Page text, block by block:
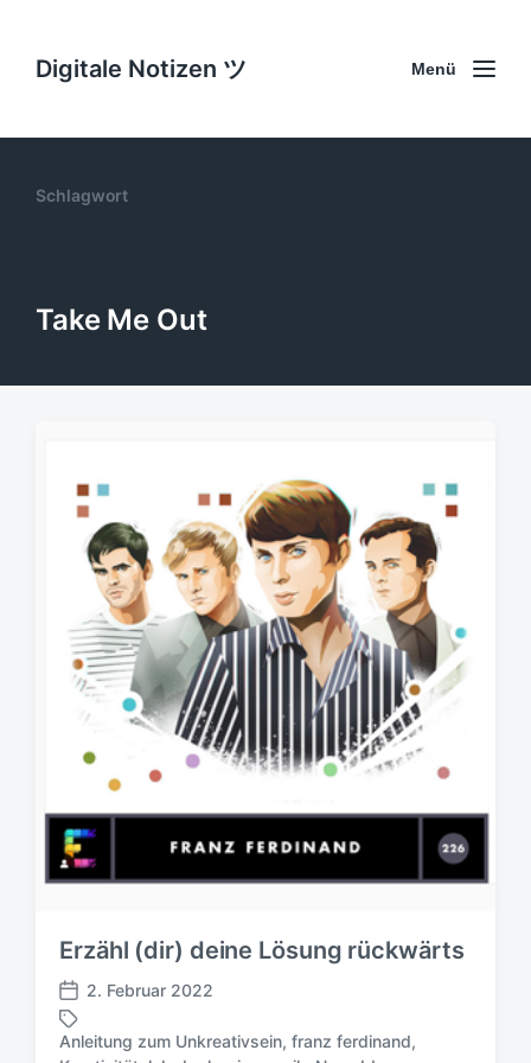
Digitale Notizen ツ Menü
Schlagwort
Take Me Out
Erzähl (dir) deine Lösung rückwärts
V
e
r
2. Februar 2022
Anleitung zum Unkreativsein, franz ferdinand,